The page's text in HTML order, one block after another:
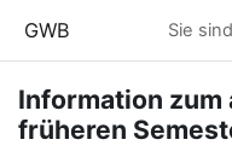
GWB Sie
Information zum
früheren